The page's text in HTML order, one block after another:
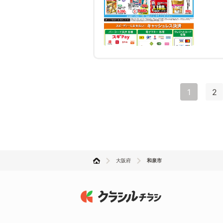
1 2
大阪府 和泉市